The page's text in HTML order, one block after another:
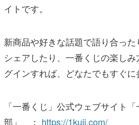
イトです。
新商品や好きな話題で語り合っ
シェアしたり、一番くじの楽し
グインすれば、どなたでもすぐに
「一番くじ」公式ウェブサイト
部」 ： https://1kuji.com/